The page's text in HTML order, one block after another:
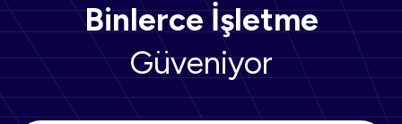
Binlerce İşletme
Güveniyor